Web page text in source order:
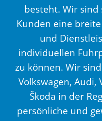
besteht. Wir
Kunden eine
und
individuellen
zu können. Wir
Volkswagen, Audi,
Škoda in der
persönliche und